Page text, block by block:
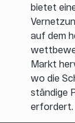
bietet
auf dem
Markt
wo die
ständige
erfordert.